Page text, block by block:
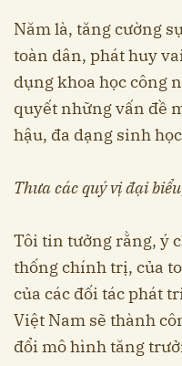
Năm là, tăng cường
toàn dân, phát huy
dụng khoa học công
quyết những vấn đề
hậu, đa dạng sinh
Thưa các quý vị đại
Tôi tin tưởng rằng, ý
thống chính trị, của
của các đối tác phát
Việt Nam sẽ thành
đổi mô hình tăng